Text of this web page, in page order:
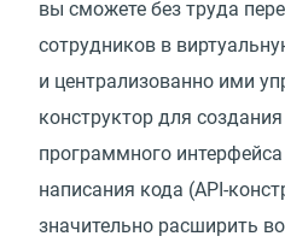
вы сможете без труда
сотрудников в
и централизованно ими
конструктор для
программного
написания кода (API-
значительно расширить